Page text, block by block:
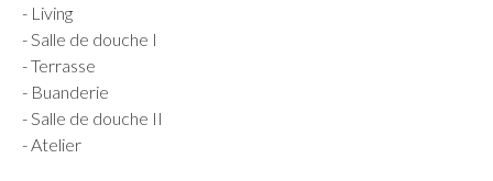
- Living
- Salle de douche I
- Terrasse
- Buanderie
- Salle de douche II
- Atelier